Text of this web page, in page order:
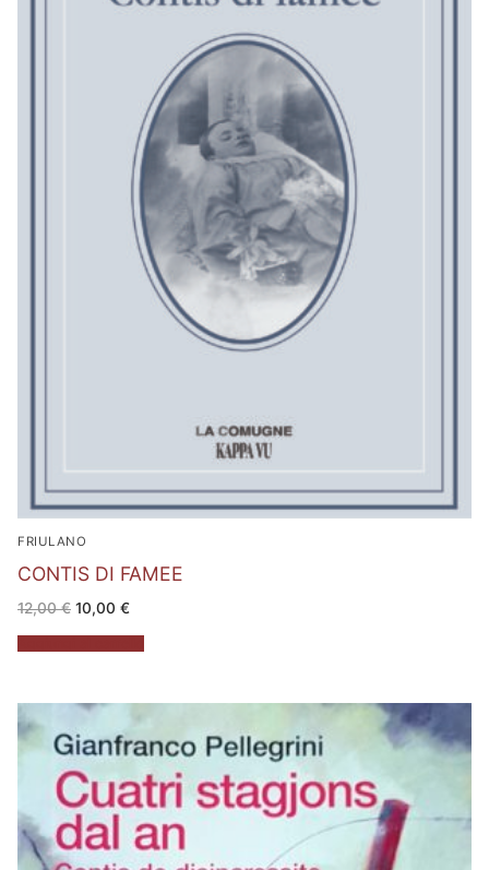
FRIULANO
CONTIS DI FAMEE
12,00€ Il
prezzo
originale
era:
10,00 €Il
attuale
è: